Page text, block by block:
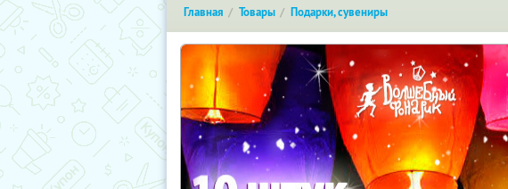
Главная Товары Подарки, сувениры